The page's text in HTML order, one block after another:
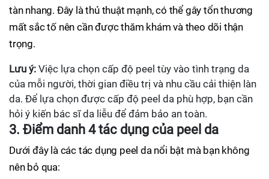
tàn nhang. Đây là thủ thuật mạnh, có thể gây tổn thương
mất sắc tố nên cần được thăm khám và theo dõi thận
trọng.
Lưu ý: Việc lựa chọn cấp độ peel tùy vào tình trạng da
của mỗi người, thời gian điều trị và nhu cầu cải thiện làn
da. Để lựa chọn được cấp độ peel da phù hợp, bạn cần
hỏi ý kiến bác sĩ da liễu để đảm bảo an toàn.
3. Điểm danh 4 tác dụng của peel da
Dưới đây là các tác dụng peel da nổi bật mà bạn không
nên bỏ qua: